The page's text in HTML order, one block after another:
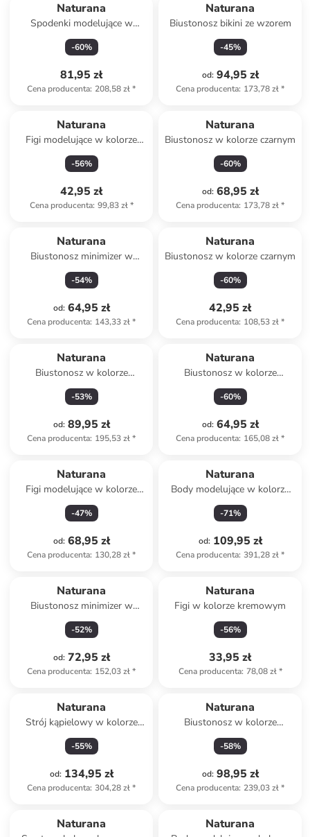
Naturana
Spodenki modelujące w
kolorze beżowym
-60%
81,95 zł
Cena producenta: 208,58 zł*
Naturana
Biustonosz bikini ze wzorem
-45%
od: 94,95 zł
Cena producenta: 173,78 zł*
Naturana
Figi modelujące w kolorze
błękitnym
-56%
42,95 zł
Cena producenta: 99,83 zł*
Naturana
Biustonosz w kolorze czarnym
-60%
od: 68,95 zł
Cena producenta: 173,78 zł*
Naturana
Biustonosz minimizer w
kolorze czerwonym
-54%
od: 64,95 zł
Cena producenta: 143,33 zł*
Naturana
Biustonosz w kolorze czarnym
-60%
42,95 zł
Cena producenta: 108,53 zł*
Naturana
Biustonosz w kolorze
pomarańczowym
-53%
od: 89,95 zł
Cena producenta: 195,53 zł*
Naturana
Biustonosz w kolorze
bordowym
-60%
od: 64,95 zł
Cena producenta: 165,08 zł*
Naturana
Figi modelujące w kolorze
jasnoróżowym
-47%
od: 68,95 zł
Cena producenta: 130,28 zł*
Naturana
Body modelujące w kolorze
beżowym
-71%
od: 109,95 zł
Cena producenta: 391,28 zł*
Naturana
Biustonosz minimizer w
kolorze fioletowym
-52%
od: 72,95 zł
Cena producenta: 152,03 zł*
Naturana
Figi w kolorze kremowym
-56%
33,95 zł
Cena producenta: 78,08 zł*
Naturana
Strój kąpielowy w kolorze
niebieskim
-55%
od: 134,95 zł
Cena producenta: 304,28 zł*
Naturana
Biustonosz w kolorze
różowym
-58%
od: 98,95 zł
Cena producenta: 239,03 zł*
Naturana Naturana